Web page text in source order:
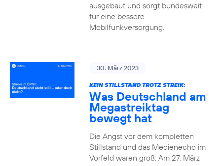
ausgebaut und sorgt bundesweit
für eine bessere
Mobilfunkversorgung.
30. März 2023
KEIN STILLSTAND TROTZ STREIK:
Was Deutschland am
Megastreiktag
bewegt hat
Die Angst vor dem kompletten
Stillstand und das Medienecho im
Vorfeld waren groß: Am 27. März